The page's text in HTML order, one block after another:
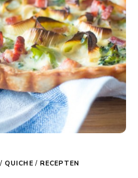
/ QUICHE / RECEPTEN